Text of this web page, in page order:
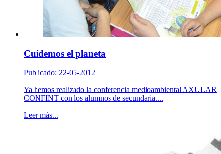
Cuidemos el planeta
Publicado: 22-05-2012
Ya hemos realizado la conferencia medioambiental AXULAR
CONFINT con los alumnos de secundaria....
Leer más...